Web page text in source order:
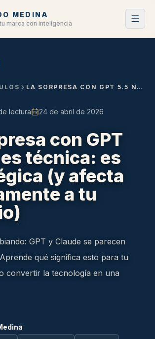
MEDINA
marca con inteligencia
LA SORPRESA CON GPT 5.5 NO ES TÉCNICA: ES ESTRATÉGICA (Y AFECTA DIRECTAMENTE A TU NEGOCIO)
lectura 24 de abril de 2026
con GPT
técnica: es
(y afecta
a tu
GPT y Claude se parecen
qué significa esto para tu
convertir la tecnología en una